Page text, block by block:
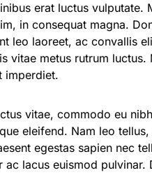
erat luctus vulputate.
in consequat magna.
leo laoreet, ac convallis
vitae metus rutrum
imperdiet.
vitae, commodo eu
eleifend. Nam leo
egestas sapien nec
lacus euismod